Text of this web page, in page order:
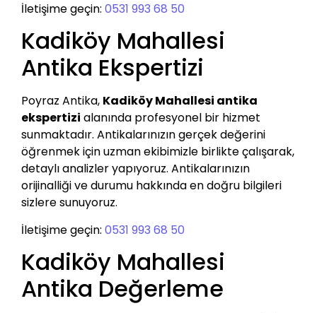
İletişime geçin: 0531 993 68 50
Kadiköy Mahallesi
Antika Ekspertizi
Poyraz Antika, Kadiköy Mahallesi antika
ekspertizi alanında profesyonel bir hizmet
sunmaktadır. Antikalarınızın gerçek değerini
öğrenmek için uzman ekibimizle birlikte çalışarak,
detaylı analizler yapıyoruz. Antikalarınızın
orijinalliği ve durumu hakkında en doğru bilgileri
sizlere sunuyoruz.
İletişime geçin: 0531 993 68 50
Kadiköy Mahallesi
Antika Değerleme